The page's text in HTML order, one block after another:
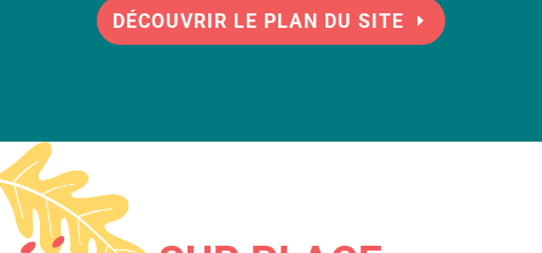
DÉCOUVRIR LE PLAN DU SITE